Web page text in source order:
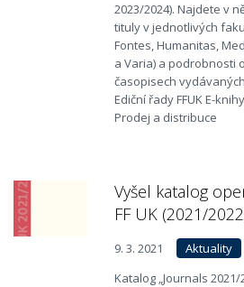
2023/2024). Najdete v
tituly v jednotlivých
Fontes, Humanitas,
a Varia) a podrobnosti
časopisech
Ediční řady FFUK E-
Prodej a distribuce
Vyšel katalog
FF UK (2021/
9. 3. 2021
Aktuality
Katalog „Journals